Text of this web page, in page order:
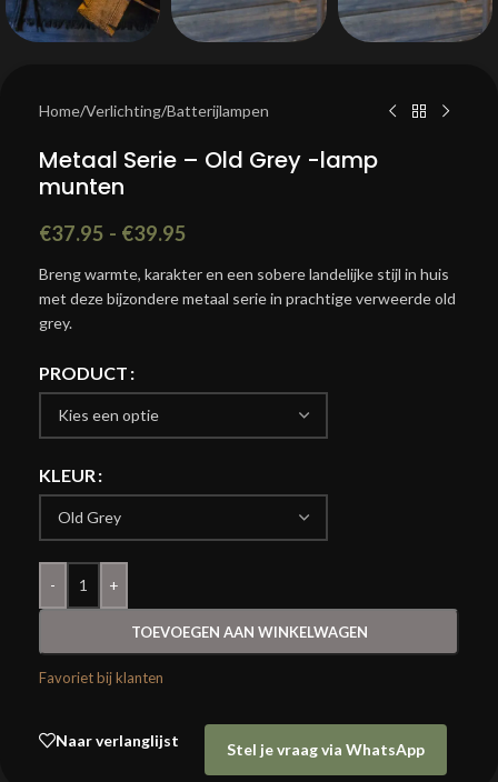
Home/Verlichting/Batterijlampen
Metaal Serie – Old Grey -lamp
munten
€37.95 - €39.95
Breng warmte, karakter en een sobere landelijke stijl in huis
met deze bijzondere metaal serie in prachtige verweerde old
grey.
PRODUCT
KLEUR
- +
TOEVOEGEN AAN WINKELWAGEN
Favoriet bij klanten
Naar verlanglijst
Stel je vraag via WhatsApp